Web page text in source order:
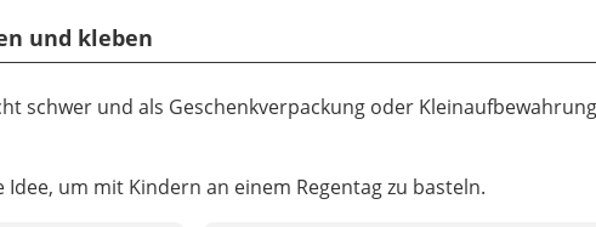
und kleben
schwer und als Geschenkverpackung oder
um mit Kindern an einem Regentag zu basteln.